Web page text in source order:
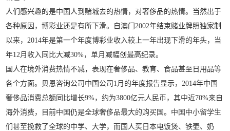
人们感兴趣的是中国人到赌城去的热情，对奢侈品的热情。当然出于
各种原因，博彩业还是有所下滑。自澳门2002年结束赌业牌照独家制
以来，2014年是第一个年度博彩业收入较上一年出现下滑的年头，当
年12月收入同比大减30%，单月减幅创最高纪录。
国人在境外消费热情不减，表现在奢侈品、教育、食品甚至日用品等
各个方面。贝恩咨询公司中国公司1月的年度报告显示，2014年中国
奢侈品消费总额同比增长9%，约为3800亿元人民币，其中近70%来自
海外消费，目前中国仍是全球奢侈品最大的购买国。中国中小留学生
们甚至挽救了全球的中学、大学，而国人买日本电饭煲、铁壶、奶